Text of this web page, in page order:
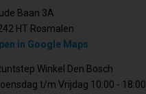
Baan 3A
HT Rosmalen
in Google Maps
Winkel Den Bosch
t/m Vrijdag 10:00 - 18:00